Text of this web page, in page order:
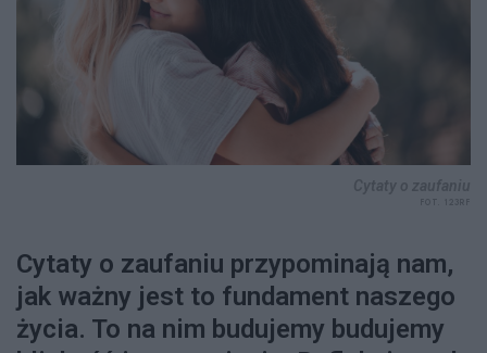
Cytaty o zaufaniu przypominają nam,
jak ważny jest to fundament naszego
życia. To na nim budujemy budujemy